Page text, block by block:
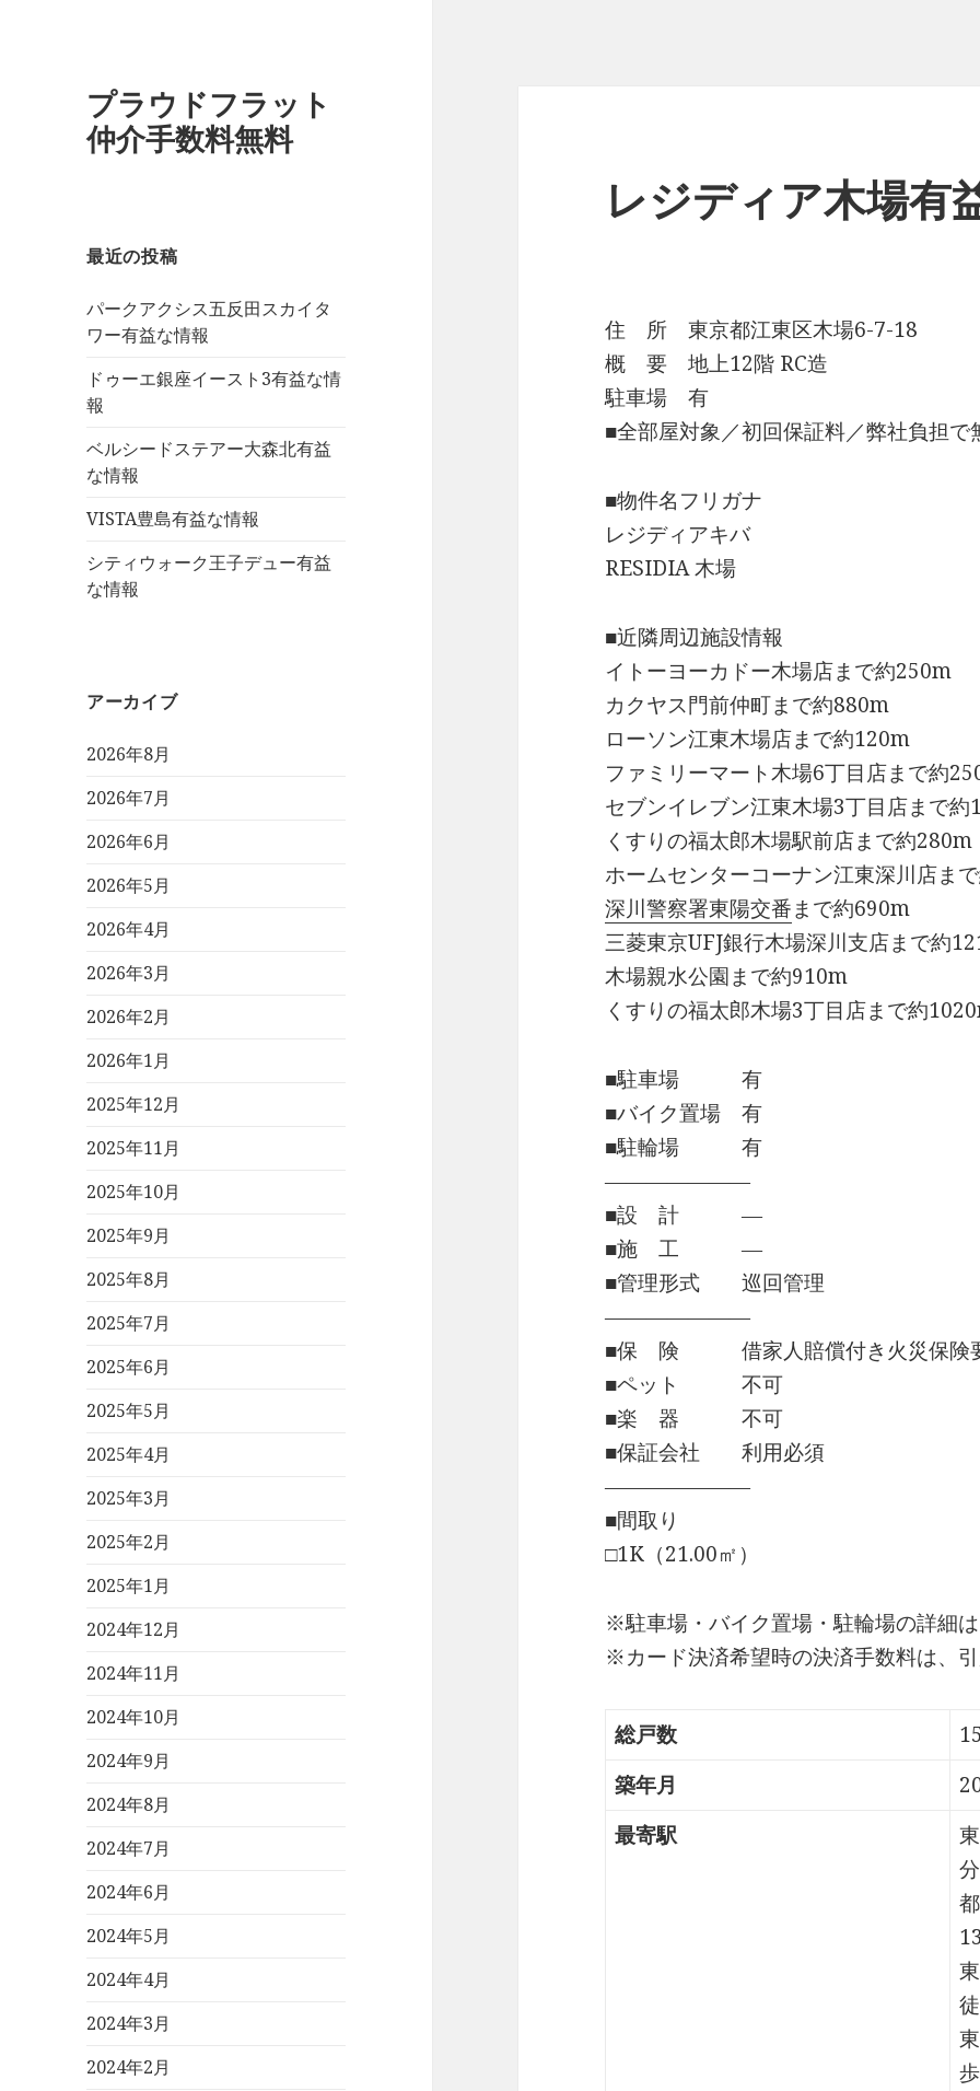
プラウドフラット
仲介手数料無料
最近の投稿
パークアクシス五反田スカイタ
ワー有益な情報
ドゥーエ銀座イースト3有益な情
報
ベルシードステアー大森北有益
な情報
VISTA豊島有益な情報
シティウォーク王子デュー有益
な情報
アーカイブ
2026年8月
2026年7月
2026年6月
2026年5月
2026年4月
2026年3月
2026年2月
2026年1月
2025年12月
2025年11月
2025年10月
2025年9月
2025年8月
2025年7月
2025年6月
2025年5月
2025年4月
2025年3月
2025年2月
2025年1月
2024年12月
2024年11月
2024年10月
2024年9月
2024年8月
2024年7月
2024年6月
2024年5月
2024年4月
2024年3月
2024年2月
レジディア木場有
住 所 東京都江東区木場6-7-18
概 要 地上12階 RC造
駐車場 有
■全部屋対象／初回保証料／弊社負担で
■物件名フリガナ
レジディアキバ
RESIDIA 木場
■近隣周辺施設情報
イトーヨーカドー木場店まで約250m
カクヤス門前仲町まで約880m
ローソン江東木場店まで約120m
ファミリーマート木場6丁目店まで約
セブンイレブン江東木場3丁目店まで
くすりの福太郎木場駅前店まで約280m
ホームセンターコーナン江東深川店ま
深川警察署東陽交番まで約690m
三菱東京UFJ銀行木場深川支店まで約
木場親水公園まで約910m
くすりの福太郎木場3丁目店まで約
■駐車場 有
■バイク置場 有
■駐輪場 有
―――――――
■設 計 ―
■施 工 ―
■管理形式 巡回管理
―――――――
■保 険 借家人賠償付き火災保険
■ペット 不可
■楽 器 不可
■保証会社 利用必須
―――――――
■間取り
□1K（21.00㎡）
※駐車場・バイク置場・駐輪場の詳細は
※カード決済希望時の決済手数料は、
総戸数
築年月
最寄駅
分